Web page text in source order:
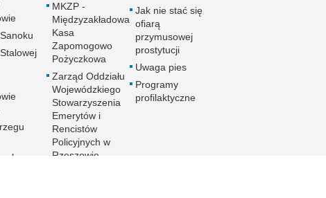
MKZP -
Międzyzakładowa
Kasa
Zapomogowo
Pożyczkowa
Zarząd Oddziału
Wojewódzkiego
Stowarzyszenia
Emerytów i
Rencistów
Policyjnych w
Rzeszowie
Jak nie stać się
ofiarą
przymusowej
prostytucji
Uwaga pies
Programy
profilaktyczne